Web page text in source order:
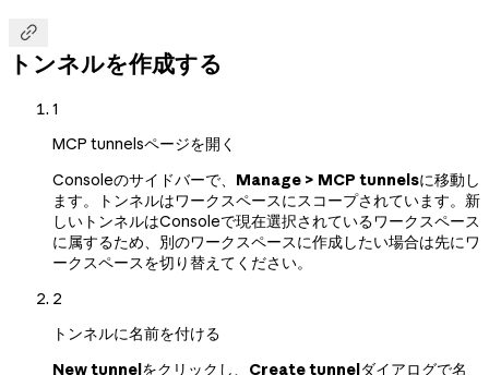

トンネルを作成する
1
MCP tunnelsページを開く
Consoleのサイドバーで、 Manage > MCP tunnelsに移動し
ます。トンネルはワークスペースにスコープされています。新
しいトンネルはConsoleで現在選択されているワークスペース
に属するため、別のワークスペースに作成したい場合は先にワ
ークスペースを切り替えてください。
2
トンネルに名前を付ける
New tunnelをクリックし、 Create tunnelダイアログで名